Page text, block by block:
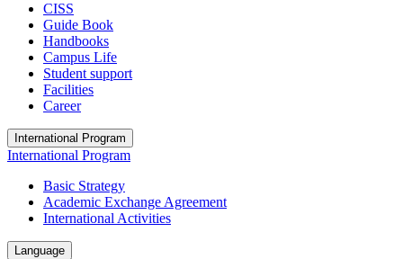
CISS
Guide Book
Handbooks
Campus Life
Student support
Facilities
Career
International Program
International Program
Basic Strategy
Academic Exchange Agreement
International Activities
Language